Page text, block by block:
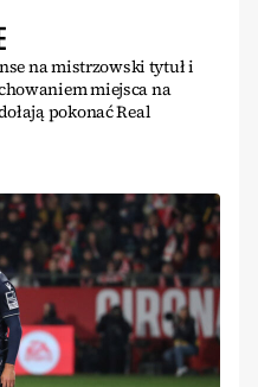
na mistrzowski tytuł i
miejsca na
pokonać Real